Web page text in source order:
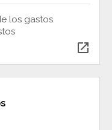
los gastos
open_in_new